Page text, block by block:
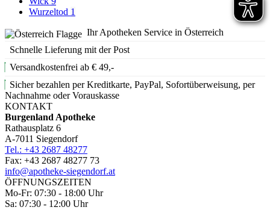
Wurzeltod 1
Ihr Apotheken Service in Österreich
Schnelle Lieferung mit der Post
Versandkostenfrei ab € 49,-
Sicher bezahlen per Kreditkarte, PayPal, Sofortüberweisung, per
Nachnahme oder Vorauskasse
KONTAKT
Burgenland Apotheke
Rathausplatz 6
A-7011 Siegendorf
Tel.: +43 2687 48277
Fax: +43 2687 48277 73
info@apotheke-siegendorf.at
ÖFFNUNGSZEITEN
Mo-Fr: 07:30 - 18:00 Uhr
Sa: 07:30 - 12:00 Uhr